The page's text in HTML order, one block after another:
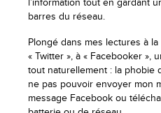
l’information tout en gardant
barres du réseau.
Plongé dans mes lectures à
« Twitter », à « Facebooker »,
tout naturellement : la phobie
ne pas pouvoir envoyer mon
message Facebook ou